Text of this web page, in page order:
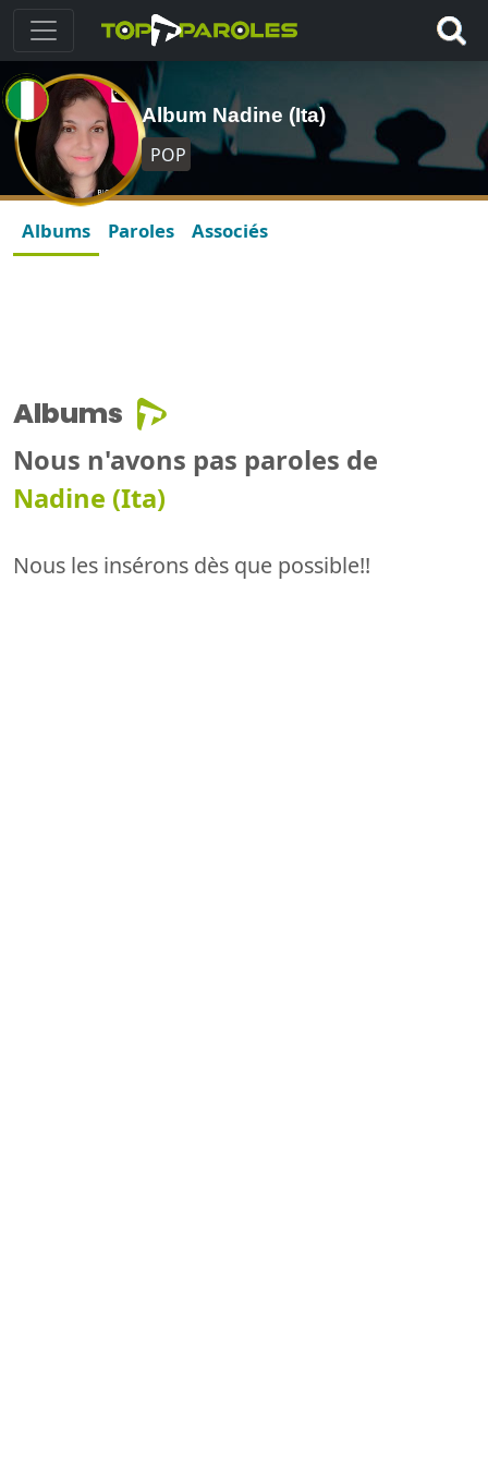
Album Nadine (Ita)
POP
Albums Paroles Associés
Albums
Nous n'avons pas paroles de
Nadine (Ita)
Nous les insérons dès que possible!!